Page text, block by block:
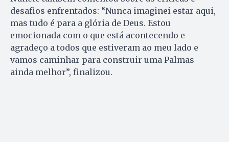
desafios enfrentados: “Nunca imaginei estar aqui,
mas tudo é para a glória de Deus. Estou
emocionada com o que está acontecendo e
agradeço a todos que estiveram ao meu lado e
vamos caminhar para construir uma Palmas
ainda melhor”, finalizou.